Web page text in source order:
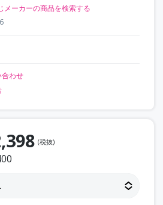
メーカーの商品を検索する
わせ
(税抜)